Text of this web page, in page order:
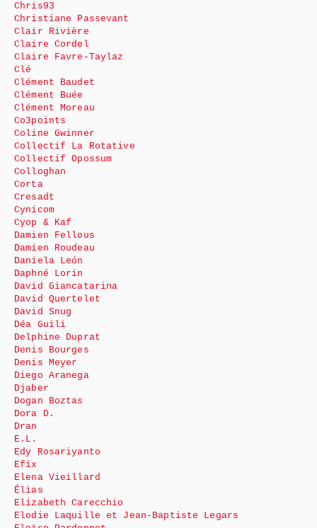
Chris93
Christiane Passevant
Clair Rivière
Claire Cordel
Claire Favre-Taylaz
Clé
Clément Baudet
Clément Buée
Clément Moreau
Co3points
Coline Gwinner
Collectif La Rotative
Collectif Opossum
Colloghan
Corta
Cresadt
Cynicom
Cyop & Kaf
Damien Fellous
Damien Roudeau
Daniela León
Daphné Lorin
David Giancatarina
David Quertelet
David Snug
Déa Guili
Delphine Duprat
Denis Bourges
Denis Meyer
Diego Aranega
Djaber
Dogan Boztas
Dora D.
Dran
E.L.
Edy Rosariyanto
Efix
Elena Vieillard
Élias
Elizabeth Carecchio
Elodie Laquille et Jean-Baptiste Legars